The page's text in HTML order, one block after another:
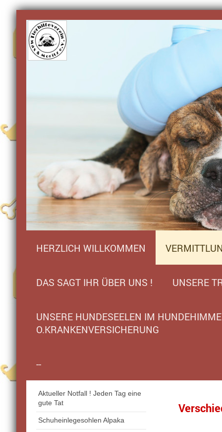
HERZLICH WILLKOMMEN
DAS SAGT IHR ÜBER UNS ! UNSERE
UNSERE HUNDESEELEN IM
O.KRANKENVERSICHERUNG
--
Aktueller Notfall ! Jeden Tag eine
gute Tat
Schuheinlegesohlen Alpaka